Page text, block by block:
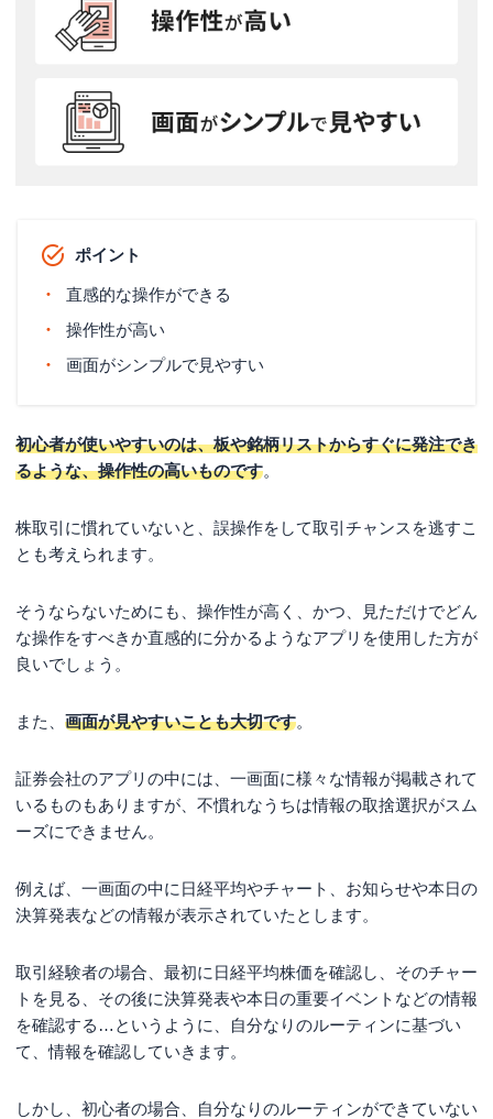
ポイント
直感的な操作ができる
操作性が高い
画面がシンプルで見やすい
初心者が使いやすいのは、板や銘柄リストからすぐに発注でき
るような、操作性の高いものです。
株取引に慣れていないと、誤操作をして取引チャンスを逃すこ
とも考えられます。
そうならないためにも、操作性が高く、かつ、見ただけでどん
な操作をすべきか直感的に分かるようなアプリを使用した方が
良いでしょう。
また、 画面が見やすいことも大切です。
証券会社のアプリの中には、一画面に様々な情報が掲載されて
いるものもありますが、不慣れなうちは情報の取捨選択がスム
ーズにできません。
例えば、一画面の中に日経平均やチャート、お知らせや本日の
決算発表などの情報が表示されていたとします。
取引経験者の場合、最初に日経平均株価を確認し、そのチャー
トを見る、その後に決算発表や本日の重要イベントなどの情報
を確認する…というように、自分なりのルーティンに基づい
て、情報を確認していきます。
しかし、初心者の場合、自分なりのルーティンができていない